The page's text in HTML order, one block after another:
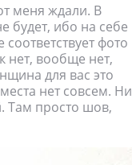
меня ждали. В
будет, ибо на себе
фото
нет, вообще нет,
для вас это
нет совсем. Ни
Там просто шов,